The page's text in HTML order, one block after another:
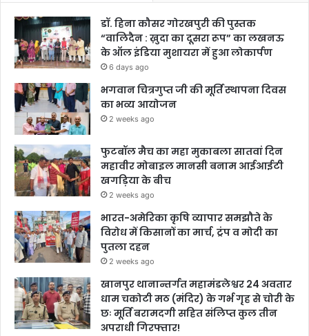
डॉ. हिना कौसर गोरखपुरी की पुस्तक
“वालिदैन : ख़ुदा का दूसरा रूप” का लखनऊ
के ऑल इंडिया मुशायरा में हुआ लोकार्पण
6 days ago
भगवान चित्रगुप्त जी की मूर्ति स्थापना दिवस
का भव्य आयोजन
2 weeks ago
फुटबॉल मैच का महा मुकाबला सातवां दिन
महावीर मोबाइल मानसी बनाम आईआईटी
खगड़िया के बीच
2 weeks ago
भारत-अमेरिका कृषि व्यापार समझौते के
विरोध में किसानों का मार्च, ट्रंप व मोदी का
पुतला दहन
2 weeks ago
खानपुर थानान्तर्गत महामंडलेश्वर 24 अवतार
धाम चकोटी मठ (मंदिर) के गर्भ गृह से चोरी के
छः मूर्ति बरामदगी सहित संलिप्त कुल तीन
अपराधी गिरफ्तार!